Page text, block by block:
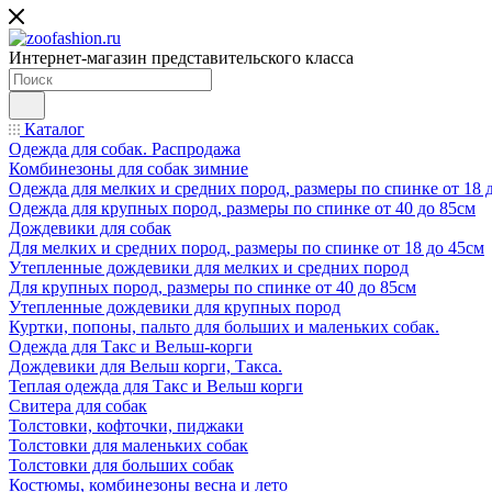
Интернет-магазин представительского класса
Каталог
Одежда для собак. Распродажа
Комбинезоны для собак зимние
Одежда для мелких и средних пород, размеры по спинке от 18
Одежда для крупных пород, размеры по спинке от 40 до 85см
Дождевики для собак
Для мелких и средних пород, размеры по спинке от 18 до 45см
Утепленные дождевики для мелких и средних пород
Для крупных пород, размеры по спинке от 40 до 85см
Утепленные дождевики для крупных пород
Куртки, попоны, пальто для больших и маленьких собак.
Одежда для Такс и Вельш-корги
Дождевики для Вельш корги, Такса.
Теплая одежда для Такс и Вельш корги
Свитера для собак
Толстовки, кофточки, пиджаки
Толстовки для маленьких собак
Толстовки для больших собак
Костюмы, комбинезоны весна и лето